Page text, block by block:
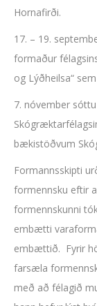
Hornafirði.
17. – 19.
formaður
og Lýðheilsa“
7. nóvember
bækistöðvum
Formannsskipti
formennsku eftir
formennskunni
embætti
embættið. Fyrir
farsæla
með að félagið